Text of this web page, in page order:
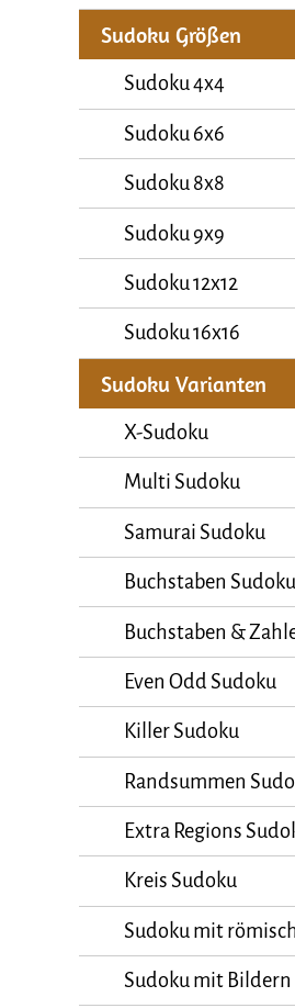
Sudoku Größen
Sudoku 4x4
Sudoku 6x6
Sudoku 8x8
Sudoku 9x9
Sudoku 12x12
Sudoku 16x16
Sudoku Varianten
X-Sudoku
Multi Sudoku
Samurai Sudoku
Buchstaben Sudoku
Buchstaben &
Even Odd Sudoku
Killer Sudoku
Randsummen
Extra Regions
Kreis Sudoku
Sudoku mit
Sudoku mit Bildern